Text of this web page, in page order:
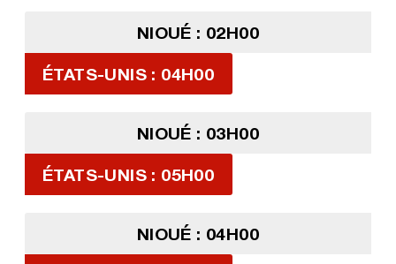
NIOUÉ : 02H00
ÉTATS-UNIS : 04H00
NIOUÉ : 03H00
ÉTATS-UNIS : 05H00
NIOUÉ : 04H00